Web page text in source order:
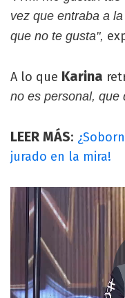
vez que entraba a
que no te gusta",
A lo que Karina
no es personal, que
LEER MÁS:
jurado en la mira!